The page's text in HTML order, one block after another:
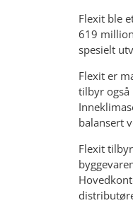
Flexit ble
619
spesielt
Flexit er
tilbyr også
balansert
Flexit